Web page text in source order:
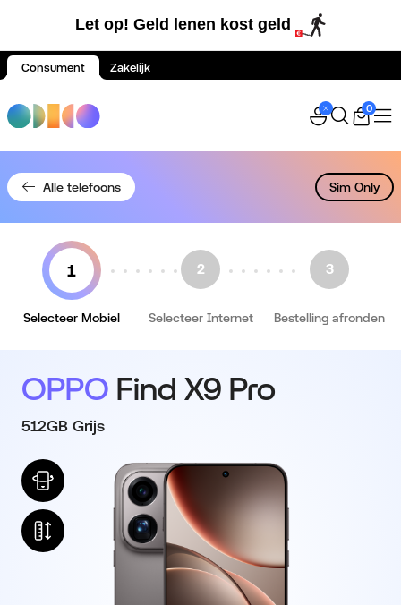
Let op! Geld lenen kost geld
Consument Zakelijk
0
Alle telefoons Sim Only
Selecteer Mobiel Selecteer Internet Bestelling afronden
OPPO Find X9 Pro
512GB Grijs